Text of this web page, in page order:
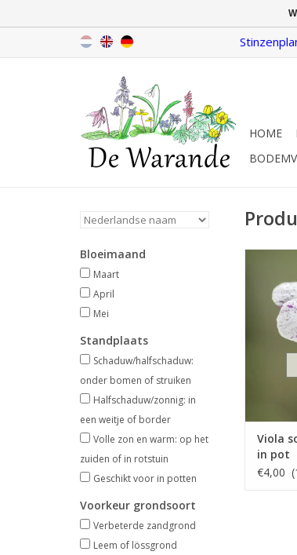
HOME
Bloeimaand
Maart
April
Mei
Standplaats
Schaduw/halfschaduw:
onder bomen of struiken
Halfschaduw/zonnig: in
een weitje of border
Volle zon en warm: op het
zuiden of in rotstuin
Geschikt voor in potten
Voorkeur grondsoort
Verbeterde zandgrond
Leem of lössgrond
Maart/
Viola
in pot
€4,00